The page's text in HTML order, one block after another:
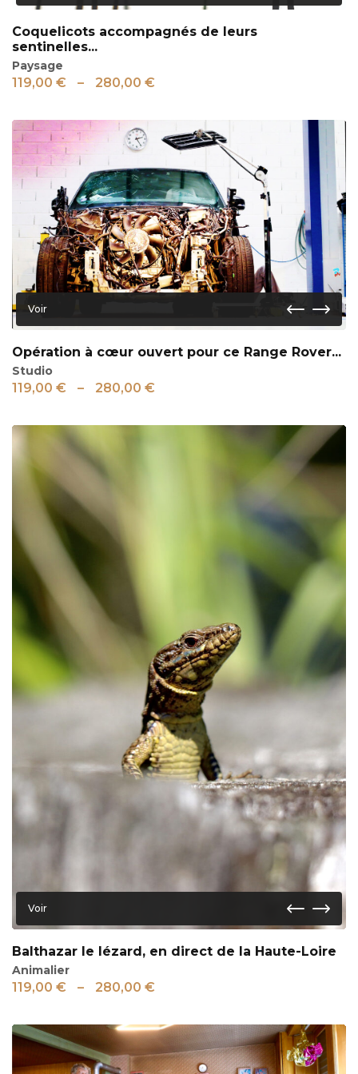
Coquelicots accompagnés de leurs
sentinelles...
Paysage
119,00 € – 280,00 €
Voir
Opération à cœur ouvert pour ce Range Rover...
Studio
119,00 € – 280,00 €
Voir
Balthazar le lézard, en direct de la Haute-Loire
Animalier
119,00 € – 280,00 €